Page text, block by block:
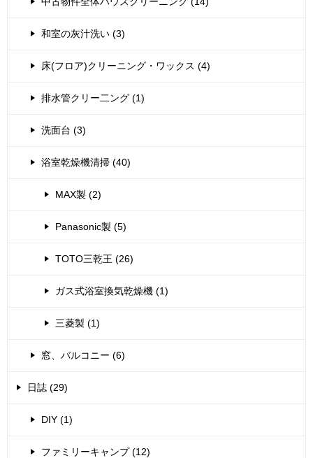
和室の灰汁洗い (3)
床(フロア)クリーニング・ワックス (4)
排水管クリー二ング (1)
洗面台 (3)
浴室乾燥機清掃 (40)
MAX製 (2)
Panasonic製 (5)
TOTO三乾王 (26)
ガス式浴室換気乾燥機 (1)
三菱製 (1)
窓、バルコニー (6)
日誌 (29)
DIY (1)
ファミリーキャンプ (12)